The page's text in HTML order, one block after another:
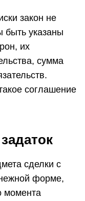
закон не
быть указаны
их
сумма
соглашение
сделки с
форме,
момента